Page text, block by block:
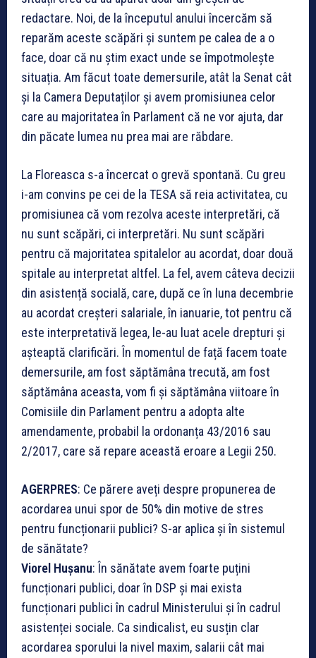
redactare. Noi, de la începutul anului încercăm să
reparăm aceste scăpări și suntem pe calea de a o
face, doar că nu știm exact unde se împotmolește
situația. Am făcut toate demersurile, atât la Senat cât
și la Camera Deputaților și avem promisiunea celor
care au majoritatea în Parlament că ne vor ajuta, dar
din păcate lumea nu prea mai are răbdare.
La Floreasca s-a încercat o grevă spontană. Cu greu
i-am convins pe cei de la TESA să reia activitatea, cu
promisiunea că vom rezolva aceste interpretări, că
nu sunt scăpări, ci interpretări. Nu sunt scăpări
pentru că majoritatea spitalelor au acordat, doar două
spitale au interpretat altfel. La fel, avem câteva decizii
din asistență socială, care, după ce în luna decembrie
au acordat creșteri salariale, în ianuarie, tot pentru că
este interpretativă legea, le-au luat acele drepturi și
așteaptă clarificări. În momentul de față facem toate
demersurile, am fost săptămâna trecută, am fost
săptămâna aceasta, vom fi și săptămâna viitoare în
Comisiile din Parlament pentru a adopta alte
amendamente, probabil la ordonanța 43/2016 sau
2/2017, care să repare această eroare a Legii 250.
AGERPRES: Ce părere aveți despre propunerea de
acordarea unui spor de 50% din motive de stres
pentru funcționarii publici? S-ar aplica și în sistemul
de sănătate?
Viorel Hușanu: În sănătate avem foarte puțini
funcționari publici, doar în DSP și mai exista
funcționari publici în cadrul Ministerului și în cadrul
asistenței sociale. Ca sindicalist, eu susțin clar
acordarea sporului la nivel maxim, salarii cât mai